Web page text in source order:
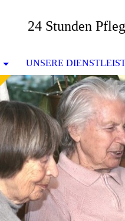
24 Stunden
UNSERE